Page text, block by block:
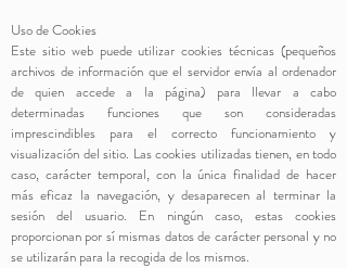
Uso de Cookies
Este sitio web puede utilizar cookies técnicas (pequeños
archivos de información que el servidor envía al ordenador
de quien accede a la página) para llevar a cabo
determinadas funciones que son consideradas
imprescindibles para el correcto funcionamiento y
visualización del sitio. Las cookies utilizadas tienen, en todo
caso, carácter temporal, con la única finalidad de hacer
más eficaz la navegación, y desaparecen al terminar la
sesión del usuario. En ningún caso, estas cookies
proporcionan por sí mismas datos de carácter personal y no
se utilizarán para la recogida de los mismos.